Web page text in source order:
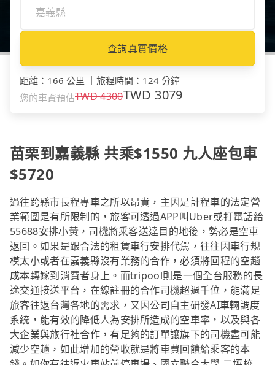
查詢真實價格
距離 ： 166 公里 旅程時間 ： 124 分鐘
您的車資預估TWD4300TWD 3079
苗栗到嘉義縣 共乘$1550 九人座包車
$5720
過往跨縣市長程專車之所以昂貴，主因是計程車的法定營
業範圍是有所限制的，旅客可透過APP叫Uber或打電話給
55688安排小黃，司機將乘客送達目的地後，勢必是空車
返回。如果是跟合法的租賃車行安排代駕，往往因車行規
模太小或者在嘉義縣沒有業務的合作，必須將回程的空趟
成本轉嫁到消費者身上。而tripool則是一個全台服務的長
途交通接送平台，在線註冊的合作司機超過千位，能滿足
旅客往返台灣各地的需求，又因公司自主研發AI車輛調度
系統，能有效的降低人為安排所造成的空車率，以及與各
大企業與旅行社合作，有足夠的訂單讓旗下的司機盡可能
減少空趟，如此增加的營收就是將車費回饋給乘客的本